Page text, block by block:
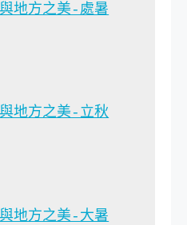
地方之美-處暑
地方之美-立秋
地方之美-大暑